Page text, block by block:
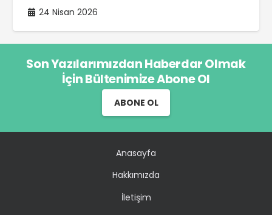
24 Nisan 2026
Son Yazılarımızdan Haberdar Olmak
İçin Bültenimize Abone Ol
ABONE OL
Anasayfa
Hakkımızda
İletişim